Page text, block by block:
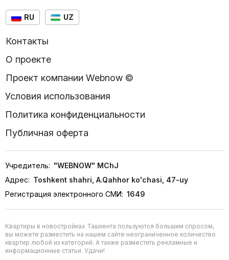
RU UZ
Контакты
О проекте
Проект компании Webnow ©
Условия использования
Политика конфиденциальности
Публичная оферта
Учредитель: "WEBNOW" MChJ
Адрес: Toshkent shahri, A.Qahhor ko'chasi, 47-uy
Регистрация электронного СМИ: 1649
Квартиры в новостройках Ташкента пользуются большим спросом,
вы можете разместить на нашем сайте неограниченное количество
квартир любой из категорий. А также разместить рекламные и
информационные статьи. Удачи!